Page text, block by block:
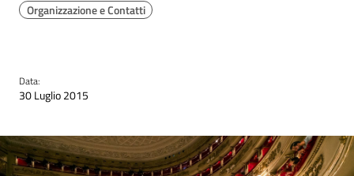
Organizzazione e Contatti
Data:
30 Luglio 2015